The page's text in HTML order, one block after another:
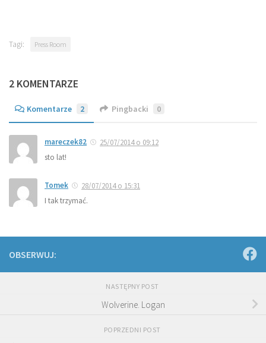
Tagi: Press Room
2 KOMENTARZE
Komentarze 2 Pingbacki 0
mareczek82
25/07/2014 o 09:12
sto lat!
Tomek
28/07/2014 o 15:31
I tak trzymać.
OBSERWUJ:
NASTĘPNY POST
Wolverine. Logan
POPRZEDNI POST